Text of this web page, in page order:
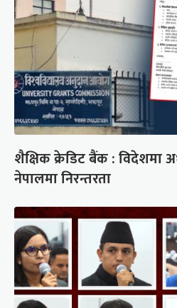
शैक्षिक क्रेडिट बैंक : विदेशमा
नेपालमा निरन्तरता